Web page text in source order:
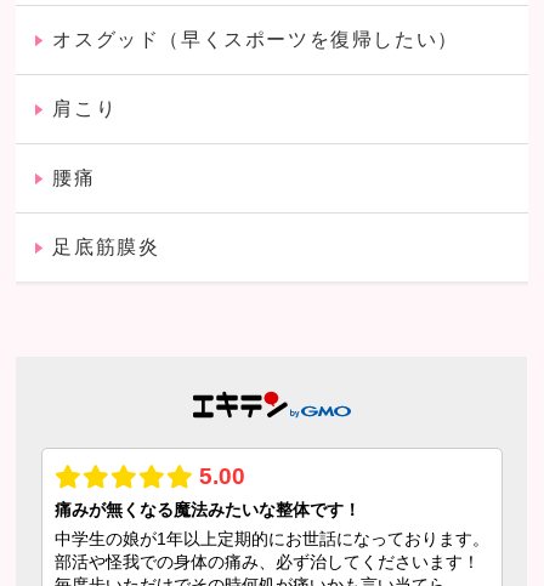
オスグッド（早くスポーツを復帰したい）
肩こり
腰痛
足底筋膜炎